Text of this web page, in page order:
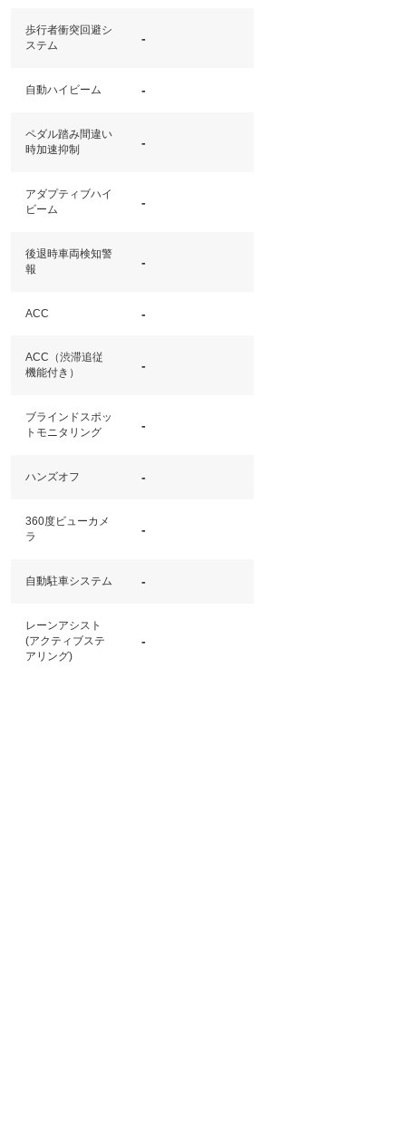
歩行者衝突回避シ
ステム
-
自動ハイビーム -
ペダル踏み間違い
時加速抑制
-
アダプティブハイ
ビーム
-
後退時車両検知警
報
-
ACC -
ACC（渋滞追従
機能付き）
-
ブラインドスポッ
トモニタリング
-
ハンズオフ -
360度ビューカメ
ラ
-
自動駐車システム -
レーンアシスト
(アクティブステ
アリング)
-